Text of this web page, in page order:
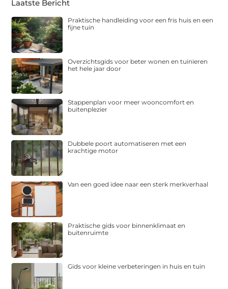
Laatste Bericht
Praktische handleiding voor een fris huis en een
fijne tuin
Overzichtsgids voor beter wonen en tuinieren
het hele jaar door
Stappenplan voor meer wooncomfort en
buitenplezier
Dubbele poort automatiseren met een
krachtige motor
Van een goed idee naar een sterk merkverhaal
Praktische gids voor binnenklimaat en
buitenruimte
Gids voor kleine verbeteringen in huis en tuin